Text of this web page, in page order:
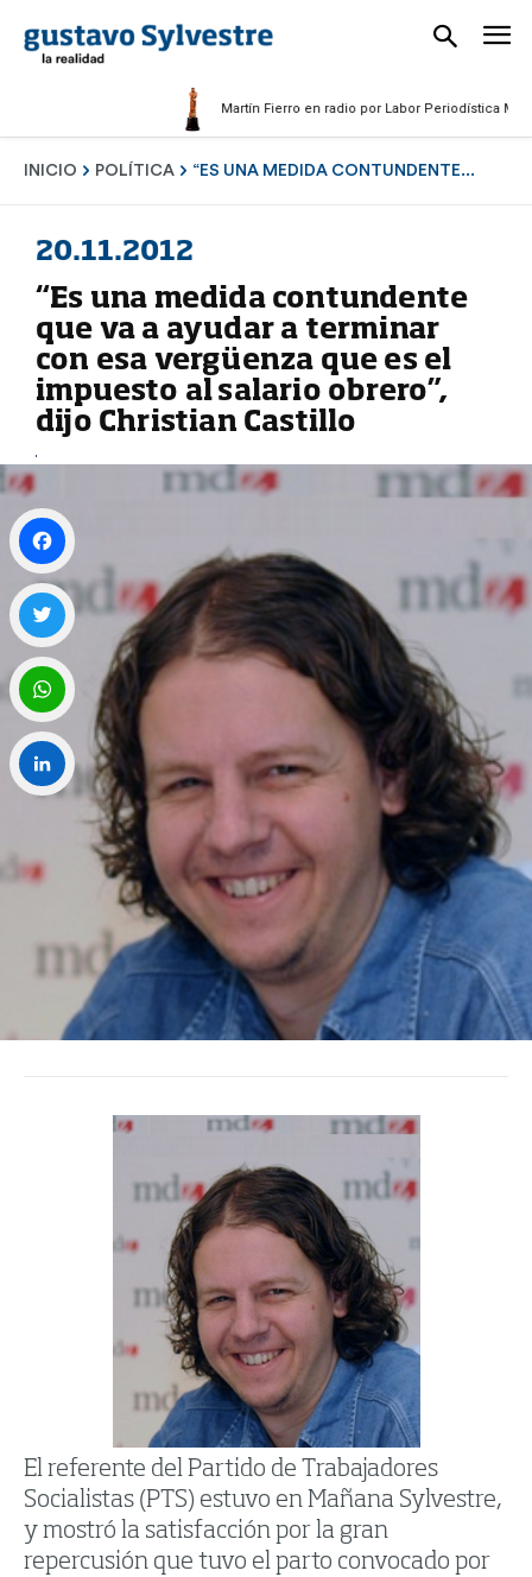
Martín Fierro en radio por Labor Periodística Masculina
INICIO POLÍTICA “ES UNA MEDIDA CONTUNDENTE...
20.11.2012
“Es una medida contundente
que va a ayudar a terminar
con esa vergüenza que es el
impuesto al salario obrero”,
dijo Christian Castillo
El referente del Partido de Trabajadores
Socialistas (PTS) estuvo en Mañana Sylvestre,
y mostró la satisfacción por la gran
repercusión que tuvo el parto convocado por
Facebook
Twitter
WhatsApp